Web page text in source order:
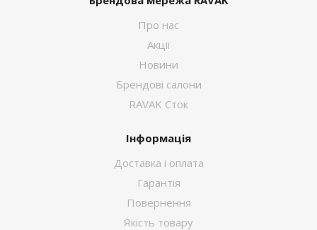
Про нас
Акції
Новини
Брендові салони
RAVAK Сток
Інформація
Доставка і оплата
Гарантія
Повернення
Якість товару